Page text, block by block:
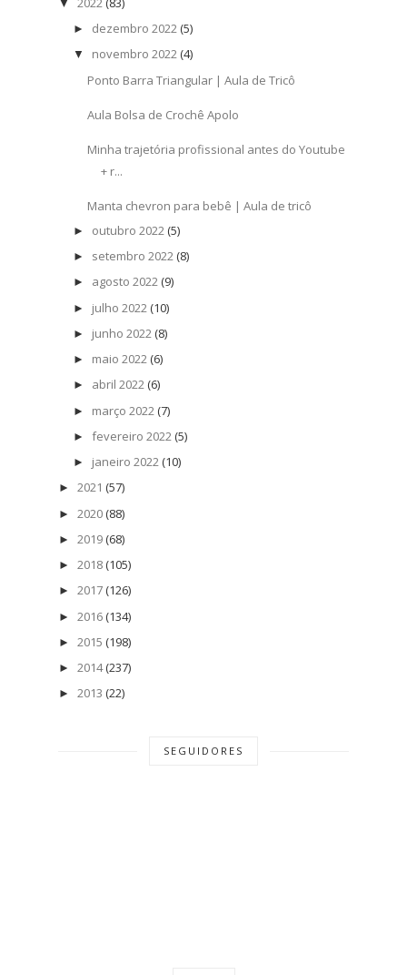
▼
► dezembro 2022 (5)
▼ novembro 2022 (4)
Ponto Barra Triangular | Aula de Tricô
Aula Bolsa de Crochê Apolo
Minha trajetória profissional antes do Youtube
+ r...
Manta chevron para bebê | Aula de tricô
► outubro 2022 (5)
► setembro 2022 (8)
► agosto 2022 (9)
► julho 2022 (10)
► junho 2022 (8)
► maio 2022 (6)
► abril 2022 (6)
► março 2022 (7)
► fevereiro 2022 (5)
► janeiro 2022 (10)
► 2021 (57)
► 2020 (88)
► 2019 (68)
► 2018 (105)
► 2017 (126)
► 2016 (134)
► 2015 (198)
► 2014 (237)
► 2013 (22)
SEGUIDORES